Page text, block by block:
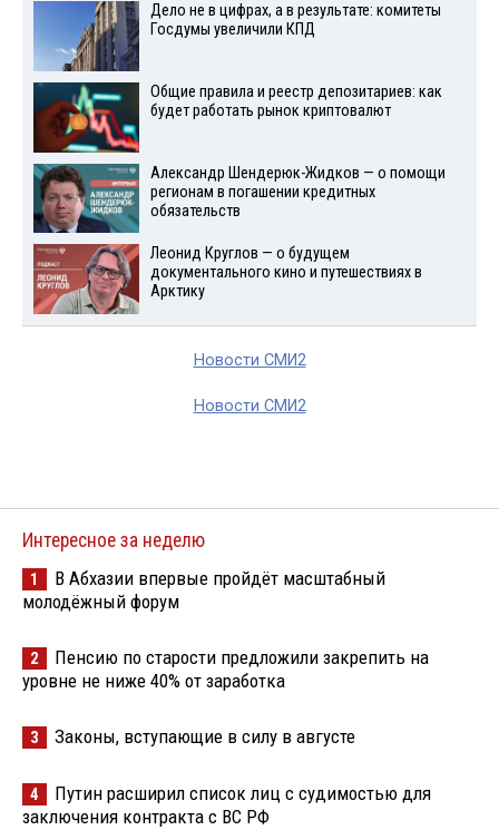
Дело не в цифрах, а в результате: комитеты
Госдумы увеличили КПД
Общие правила и реестр депозитариев: как
будет работать рынок криптовалют
Александр Шендерюк-Жидков — о помощи
регионам в погашении кредитных
обязательств
Леонид Круглов — о будущем
документального кино и путешествиях в
Арктику
Новости СМИ2
Новости СМИ2
Интересное за неделю
1
В Абхазии впервые пройдёт масштабный
молодёжный форум
2
Пенсию по старости предложили закрепить на
уровне не ниже 40% от заработка
3 Законы, вступающие в силу в августе
4
Путин расширил список лиц с судимостью для
заключения контракта с ВС РФ